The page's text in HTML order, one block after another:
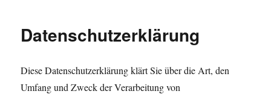
Datenschutzerklärung
Diese Datenschutzerklärung klärt Sie über die Art, den
Umfang und Zweck der Verarbeitung von